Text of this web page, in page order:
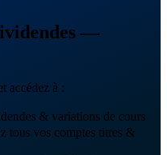
—
accédez à :
& variations de cours
tous vos comptes titres &